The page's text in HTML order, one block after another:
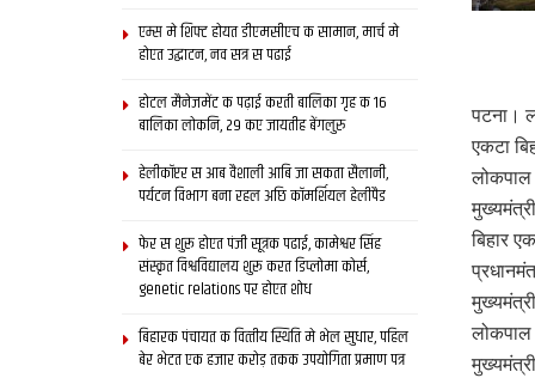
पटना।
एकटा
लोकपाल
बिहार
लोकपाल
एम्स मे शिफ्ट होयत डीएमसीएच क सामान, मार्च मे
होएत उद्घाटन, नव सत्र स पढाई
होटल मैनेजमेंट क पढ़ाई करती बालिका गृह क 16
बालिका लोकनि, 29 कए जायतीह बेंगलुरु
हेलीकॉप्टर स आब वैशाली आबि जा सकता सैलानी,
पर्यटन विभाग बना रहल अछि कॉमर्शियल हेलीपैड
फेर स शुरू होएत पंजी सूत्रक पढाई, कामेश्वर सिंह
संस्कृत विश्वविद्यालय शुरू करत डिप्लोमा कोर्स,
genetic relations पर होएत शोध
बिहारक पंचायत क वित्‍तीय स्थिति मे भेल सुधार, पहिल
बेर भेटत एक हजार करोड़ तकक उपयोगिता प्रमाण पत्र